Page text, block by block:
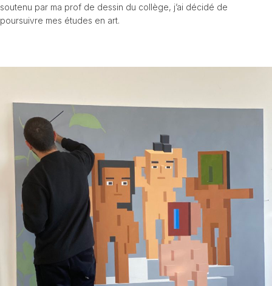
soutenu par ma prof de dessin du collège, j’ai décidé de
poursuivre mes études en art.